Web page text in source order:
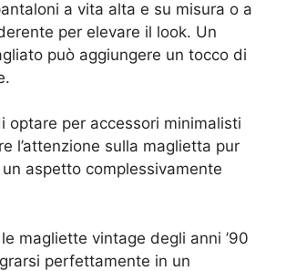
a vita alta e su misura o a
per elevare il look. Un
può aggiungere un tocco di
optare per accessori minimalisti
l’attenzione sulla maglietta pur
aspetto complessivamente
magliette vintage degli anni ’90
perfettamente in un